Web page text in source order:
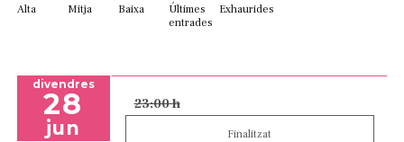
Alta Mitja Baixa
Últimes
entrades
Exhaurides
divendres
28
jun
23:00 h
Finalitzat